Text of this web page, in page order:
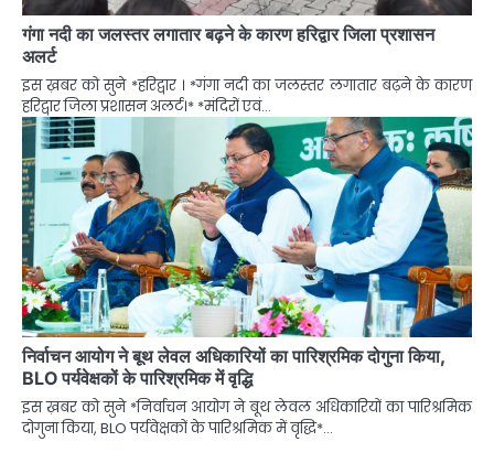
गंगा नदी का जलस्तर लगातार बढ़ने के कारण हरिद्वार जिला प्रशासन
अलर्ट
इस ख़बर को सुने *हरिद्वार । *गंगा नदी का जलस्तर लगातार बढ़ने के कारण
हरिद्वार जिला प्रशासन अलर्ट।* *मंदिरों एवं…
निर्वाचन आयोग ने बूथ लेवल अधिकारियों का पारिश्रमिक दोगुना किया,
BLO पर्यवेक्षकों के पारिश्रमिक में वृद्धि
इस ख़बर को सुने *निर्वाचन आयोग ने बूथ लेवल अधिकारियों का पारिश्रमिक
दोगुना किया, BLO पर्यवेक्षकों के पारिश्रमिक में वृद्धि*…